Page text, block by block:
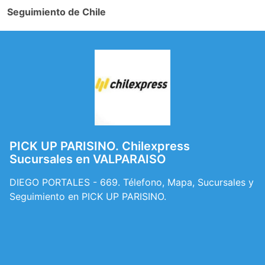
Seguimiento de Chile
PICK UP PARISINO. Chilexpress
Sucursales en VALPARAISO
DIEGO PORTALES - 669. Télefono, Mapa, Sucursales y
Seguimiento en PICK UP PARISINO.